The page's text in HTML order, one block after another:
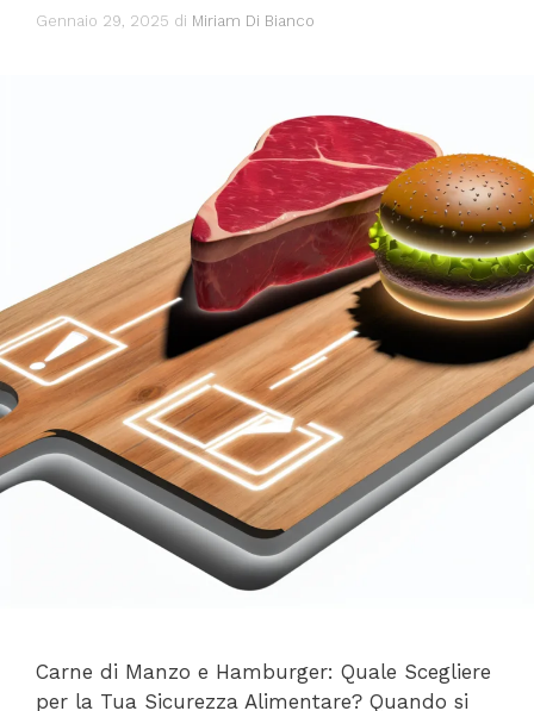
Gennaio 29, 2025 di Miriam Di Bianco
Carne di Manzo e Hamburger: Quale Scegliere
per la Tua Sicurezza Alimentare? Quando si